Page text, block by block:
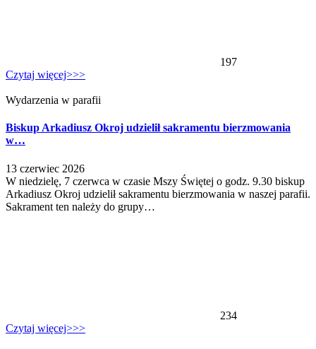
197
Czytaj więcej>>>
Wydarzenia w parafii
Biskup Arkadiusz Okroj udzielił sakramentu bierzmowania
w…
13 czerwiec 2026
W niedzielę, 7 czerwca w czasie Mszy Świętej o godz. 9.30 biskup
Arkadiusz Okroj udzielił sakramentu bierzmowania w naszej parafii.
Sakrament ten należy do grupy…
234
Czytaj więcej>>>